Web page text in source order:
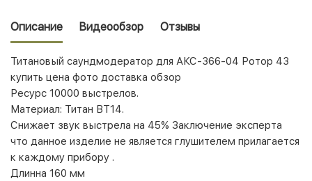
Описание Видеообзор Отзывы
Титановый саундмодератор для АКС-366-04 Ротор 43
купить цена фото доставка обзор
Ресурс 10000 выстрелов.
Материал: Титан ВТ14.
Снижает звук выстрела на 45% Заключение эксперта
что данное изделие не является глушителем прилагается
к каждому прибору .
Длинна 160 мм